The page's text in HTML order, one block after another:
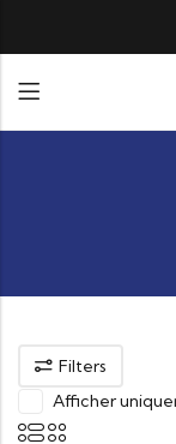
LA
Filters
Afficher